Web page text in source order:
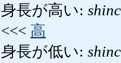
身長が高い:
<<< 高
身長が低い: